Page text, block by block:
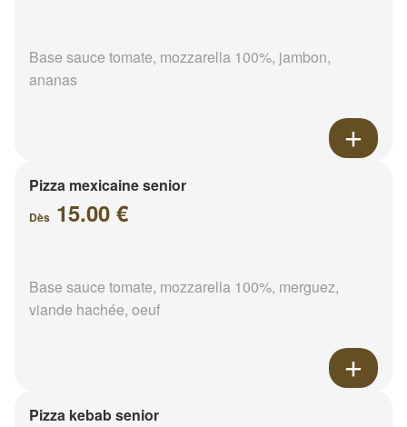
Base sauce tomate, mozzarella 100%, jambon,
ananas
Pizza mexicaine senior
Dès 15.00 €
Base sauce tomate, mozzarella 100%, merguez,
viande hachée, oeuf
Pizza kebab senior